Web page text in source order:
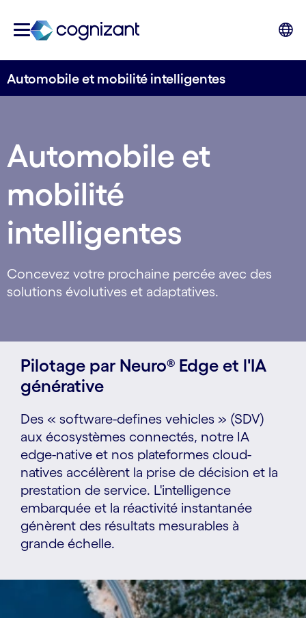
Automobile et mobilité intelligentes
Automobile et
mobilité
intelligentes
Concevez votre prochaine percée avec des
solutions évolutives et adaptatives.
Pilotage par Neuro® Edge et l'IA
générative
Des « software-defines vehicles » (SDV)
aux écosystèmes connectés, notre IA
edge-native et nos plateformes cloud-
natives accélèrent la prise de décision et la
prestation de service. L'intelligence
embarquée et la réactivité instantanée
génèrent des résultats mesurables à
grande échelle.